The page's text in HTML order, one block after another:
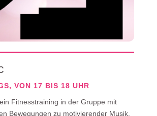
VON 17 BIS 18 UHR
Fitnesstraining in der Gruppe mit
Bewegungen zu motivierender Musik.